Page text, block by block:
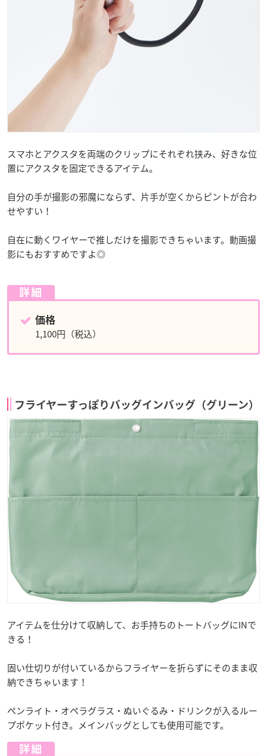
スマホとアクスタを両端のクリップにそれぞれ挟み、好きな位
置にアクスタを固定できるアイテム。
自分の手が撮影の邪魔にならず、片手が空くからピントが合わ
せやすい！
自在に動くワイヤーで推しだけを撮影できちゃいます。動画撮
影にもおすすめですよ◎
詳細
価格
1,100円（税込）
フライヤーすっぽりバッグインバッグ（グリーン）
アイテムを仕分けて収納して、お手持ちのトートバッグにINで
きる！
固い仕切りが付いているからフライヤーを折らずにそのまま収
納できちゃいます！
ペンライト・オペラグラス・ぬいぐるみ・ドリンクが入るルー
プポケット付き。メインバッグとしても使用可能です。
詳細